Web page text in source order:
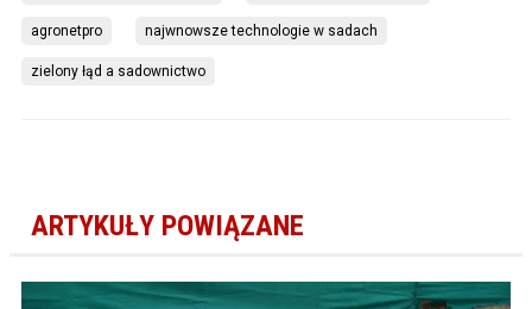
agronetpro najwnowsze technologie w sadach
zielony łąd a sadownictwo
ARTYKUŁY POWIĄZANE